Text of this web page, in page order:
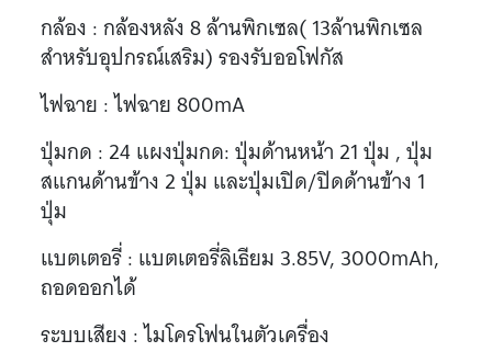
กล้อง : กล้องหลัง 8 ล้านพิกเซล( 13ล้านพิกเซล
สำหรับอุปกรณ์เสริม) รองรับออโฟกัส
ไฟฉาย : ไฟฉาย 800mA
ปุ่มกด : 24 แผงปุ่มกด: ปุ่มด้านหน้า 21 ปุ่ม , ปุ่ม
สแกนด้านข้าง 2 ปุ่ม และปุ่มเปิด/ปิดด้านข้าง 1
ปุ่ม
แบตเตอรี่ : แบตเตอรี่ลิเธียม 3.85V, 3000mAh,
ถอดออกได้
ระบบเสียง : ไมโครโฟนในตัวเครื่อง